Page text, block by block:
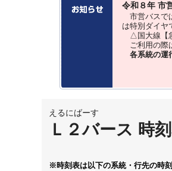
令和８年 市
市営バスで
は特別ダイヤ
△国大線【急
ご利用の際
各系統の運
えるにばーす
Ｌ２バース 時
※時刻表は以下の系統・行先の時